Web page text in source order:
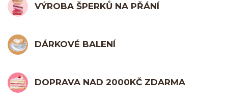
VÝROBA ŠPERKŮ NA PŘÁNÍ
DÁRKOVÉ BALENÍ
DOPRAVA NAD 2000KČ ZDARMA